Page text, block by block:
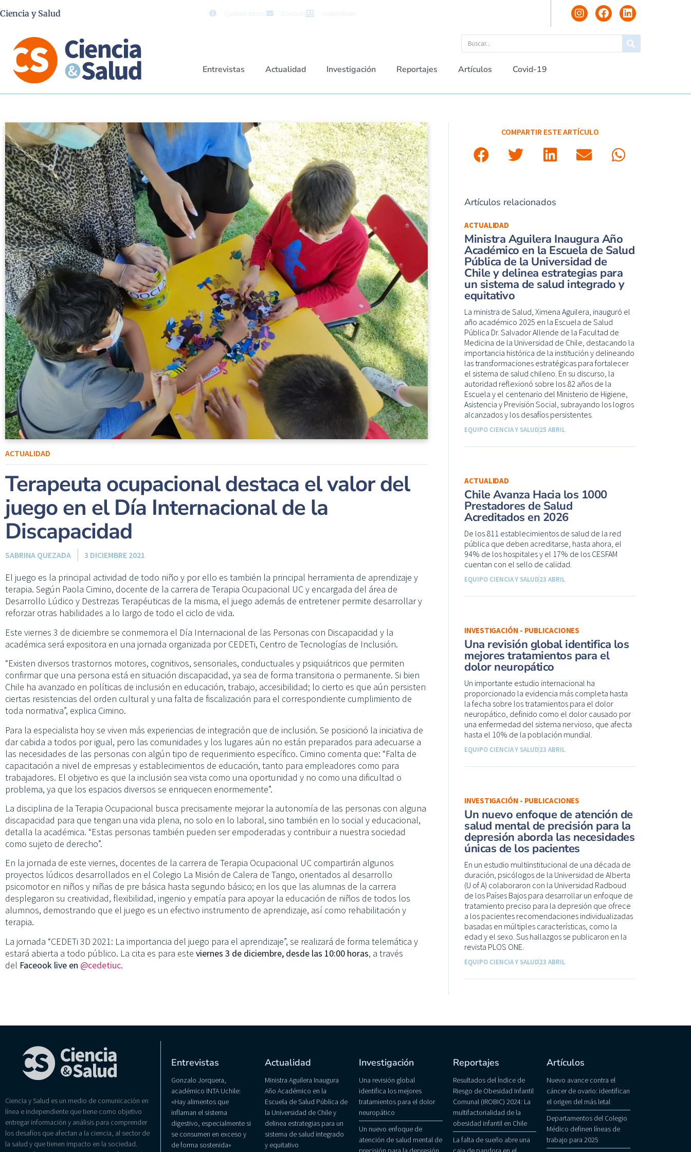
Ciencia y Salud Quiénes somos Contacto Vademécum
Entrevistas Actualidad Investigación Reportajes Artículos Covid-19
ACTUALIDAD
Terapeuta ocupacional destaca el valor del
juego en el Día Internacional de la
Discapacidad
SABRINA QUEZADA 3 DICIEMBRE 2021
El juego es la principal actividad de todo niño y por ello es también la principal herramienta de aprendizaje y
terapia. Según Paola Cimino, docente de la carrera de Terapia Ocupacional UC y encargada del área de
Desarrollo Lúdico y Destrezas Terapéuticas de la misma, el juego además de entretener permite desarrollar y
reforzar otras habilidades a lo largo de todo el ciclo de vida.
Este viernes 3 de diciembre se conmemora el Día Internacional de las Personas con Discapacidad y la
académica será expositora en una jornada organizada por CEDETi, Centro de Tecnologías de Inclusión.
“Existen diversos trastornos motores, cognitivos, sensoriales, conductuales y psiquiátricos que permiten
confirmar que una persona está en situación discapacidad, ya sea de forma transitoria o permanente. Si bien
Chile ha avanzado en políticas de inclusión en educación, trabajo, accesibilidad; lo cierto es que aún persisten
ciertas resistencias del orden cultural y una falta de fiscalización para el correspondiente cumplimiento de
toda normativa”, explica Cimino.
Para la especialista hoy se viven más experiencias de integración que de inclusión. Se posicionó la iniciativa de
dar cabida a todos por igual, pero las comunidades y los lugares aún no están preparados para adecuarse a
las necesidades de las personas con algún tipo de requerimiento específico. Cimino comenta que: “Falta de
capacitación a nivel de empresas y establecimientos de educación, tanto para empleadores como para
trabajadores. El objetivo es que la inclusión sea vista como una oportunidad y no como una dificultad o
problema, ya que los espacios diversos se enriquecen enormemente”.
La disciplina de la Terapia Ocupacional busca precisamente mejorar la autonomía de las personas con alguna
discapacidad para que tengan una vida plena, no solo en lo laboral, sino también en lo social y educacional,
detalla la académica. “Estas personas también pueden ser empoderadas y contribuir a nuestra sociedad
como sujeto de derecho”.
En la jornada de este viernes, docentes de la carrera de Terapia Ocupacional UC compartirán algunos
proyectos lúdicos desarrollados en el Colegio La Misión de Calera de Tango, orientados al desarrollo
psicomotor en niños y niñas de pre básica hasta segundo básico; en los que las alumnas de la carrera
desplegaron su creatividad, flexibilidad, ingenio y empatía para apoyar la educación de niños de todos los
alumnos, demostrando que el juego es un efectivo instrumento de aprendizaje, así como rehabilitación y
terapia.
La jornada “CEDETi 3D 2021: La importancia del juego para el aprendizaje”, se realizará de forma telemática y
estará abierta a todo público. La cita es para este viernes 3 de diciembre, desde las 10:00 horas, a través
del Faceook live en @cedetiuc.
COMPARTIR ESTE ARTÍCULO
Artículos relacionados
ACTUALIDAD
Ministra Aguilera Inaugura Año
Académico en la Escuela de Salud
Pública de la Universidad de
Chile y delinea estrategias para
un sistema de salud integrado y
equitativo
La ministra de Salud, Ximena Aguilera, inauguró el
año académico 2025 en la Escuela de Salud
Pública Dr. Salvador Allende de la Facultad de
Medicina de la Universidad de Chile, destacando la
importancia histórica de la institución y delineando
las transformaciones estratégicas para fortalecer
el sistema de salud chileno. En su discurso, la
autoridad reflexionó sobre los 82 años de la
Escuela y el centenario del Ministerio de Higiene,
Asistencia y Previsión Social, subrayando los logros
alcanzados y los desafíos persistentes.
EQUIPO CIENCIA Y SALUD25 ABRIL
ACTUALIDAD
Chile Avanza Hacia los 1000
Prestadores de Salud
Acreditados en 2026
De los 811 establecimientos de salud de la red
pública que deben acreditarse, hasta ahora, el
94% de los hospitales y el 17% de los CESFAM
cuentan con el sello de calidad.
EQUIPO CIENCIA Y SALUD23 ABRIL
INVESTIGACIÓN - PUBLICACIONES
Una revisión global identifica los
mejores tratamientos para el
dolor neuropático
Un importante estudio internacional ha
proporcionado la evidencia más completa hasta
la fecha sobre los tratamientos para el dolor
neuropático, definido como el dolor causado por
una enfermedad del sistema nervioso, que afecta
hasta el 10% de la población mundial.
EQUIPO CIENCIA Y SALUD23 ABRIL
INVESTIGACIÓN - PUBLICACIONES
Un nuevo enfoque de atención de
salud mental de precisión para la
depresión aborda las necesidades
únicas de los pacientes
En un estudio multiinstitucional de una década de
duración, psicólogos de la Universidad de Alberta
(U of A) colaboraron con la Universidad Radboud
de los Países Bajos para desarrollar un enfoque de
tratamiento preciso para la depresión que ofrece
a los pacientes recomendaciones individualizadas
basadas en múltiples características, como la
edad y el sexo. Sus hallazgos se publicaron en la
revista PLOS ONE.
EQUIPO CIENCIA Y SALUD23 ABRIL
Ciencia y Salud es un medio de comunicación en
línea e independiente que tiene como objetivo
entregar información y análisis para comprender
los desafíos que afectan a la ciencia, al sector de
la salud y que tienen impacto en la sociedad.
Entrevistas
Gonzalo Jorquera,
académico INTA Uchile:
«Hay alimentos que
inflaman el sistema
digestivo, especialmente si
se consumen en exceso y
de forma sostenida»
Actualidad
Ministra Aguilera Inaugura
Año Académico en la
Escuela de Salud Pública de
la Universidad de Chile y
delinea estrategias para un
sistema de salud integrado
y equitativo
Investigación
Una revisión global
identifica los mejores
tratamientos para el dolor
neuropático
Un nuevo enfoque de
atención de salud mental de
Reportajes
Resultados del Índice de
Riesgo de Obesidad Infantil
Comunal (IROBIC) 2024: La
multifactorialidad de la
obesidad infantil en Chile
La falta de sueño abre una
Artículos
Nuevo avance contra el
cáncer de ovario: identifican
el origen del más letal
Departamentos del Colegio
Médico definen líneas de
trabajo para 2025